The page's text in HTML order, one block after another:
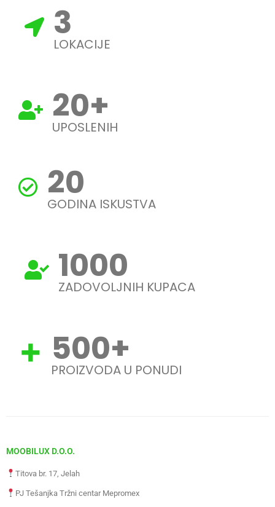
3
LOKACIJE
20+
UPOSLENIH
20
GODINA ISKUSTVA
1000
ZADOVOLJNIH KUPACA
500+
PROIZVODA U PONUDI
MOOBILUX D.O.O.
Titova br. 17, Jelah
PJ Tešanjka Tržni centar Mepromex